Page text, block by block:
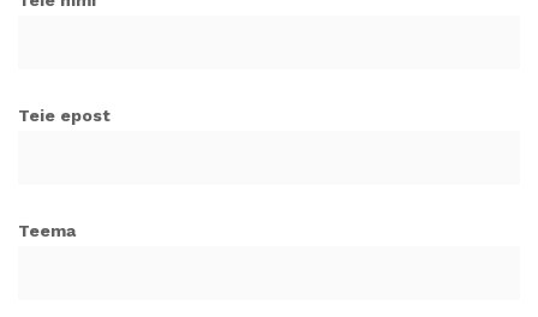
Teie epost
Teema